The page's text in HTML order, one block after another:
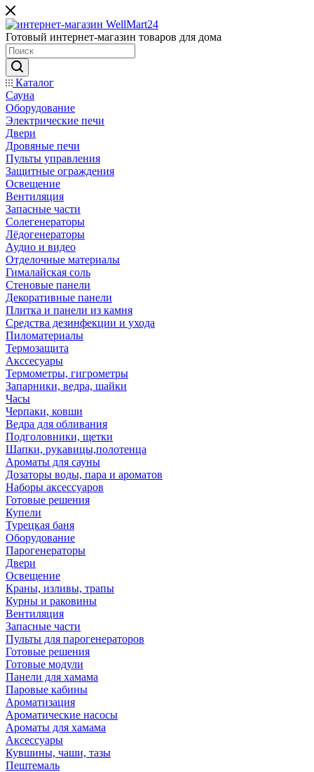
Готовый интернет-магазин товаров для дома
Каталог
Сауна
Оборудование
Электрические печи
Двери
Дровяные печи
Пульты управления
Защитные ограждения
Освещение
Вентиляция
Запасные части
Солегенераторы
Лёдогенераторы
Аудио и видео
Отделочные материалы
Гималайская соль
Стеновые панели
Декоративные панели
Плитка и панели из камня
Средства дезинфекции и ухода
Пиломатериалы
Термозащита
Аксcесуары
Термометры, гигрометры
Запарники, ведра, шайки
Часы
Черпаки, ковши
Ведра для обливания
Подголовники, щетки
Шапки, рукавицы,полотенца
Ароматы для сауны
Дозаторы воды, пара и ароматов
Наборы аксессуаров
Готовые решения
Купели
Турецкая баня
Оборудование
Парогенераторы
Двери
Освещение
Краны, изливы, трапы
Курны и раковины
Вентиляция
Запасные части
Пульты для парогенераторов
Готовые решения
Готовые модули
Панели для хамама
Паровые кабины
Ароматизация
Ароматические насосы
Ароматы для хамама
Аксессуары
Кувшины, чаши, тазы
Пештемаль